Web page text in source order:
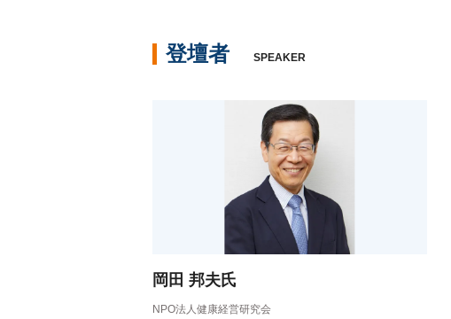
登壇者 SPEAKER
岡田 邦夫氏
NPO法人健康経営研究会